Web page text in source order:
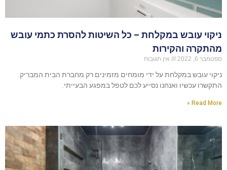
ניקוי עובש במקלחת – כל השיטות להסרת כתמי עובש
מהתקרה והקירות
ספטמבר 6, 2022 אין תגובות
ניקוי עובש במקלחת על ידי מומחים מזמינים רק מחברת הבית המבריק.
התקשרו עכשיו ואנחנו נסייע לכם לטפל במפגע הבעייתי.
Read More »